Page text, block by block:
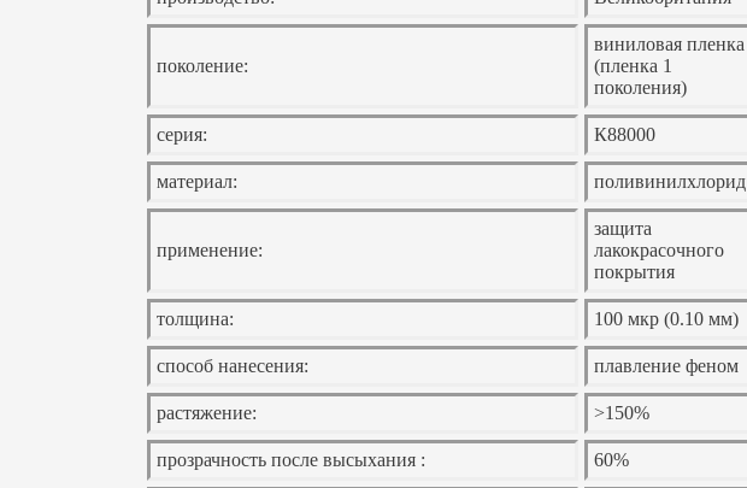
поколение:
виниловая пленка
(пленка 1
поколения)
серия: К88000
материал: поливинилхлорид
применение:
защита
лакокрасочного
покрытия
толщина: 100 мкр (0.10 мм)
способ нанесения: плавление феном
растяжение: >150%
прозрачность после высыхания : 60%